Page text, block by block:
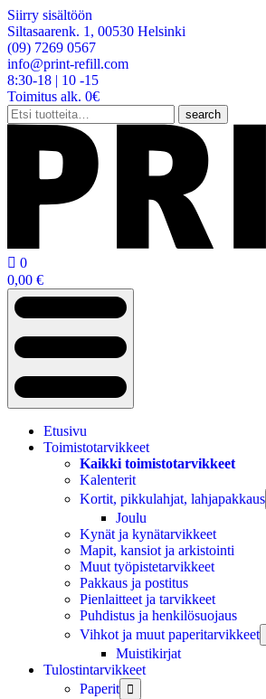
Siirry sisältöön
Siltasaarenk. 1, 00530 Helsinki
(09) 7269 0567
info@print-refill.com
8:30-18 | 10 -15
Toimitus alk. 0€
Etsi:
search
 0
0,00 €
Etusivu
Toimistotarvikkeet
Kaikki toimistotarvikkeet
Kalenterit
Kortit, pikkulahjat, lahjapakkaus
Joulu
Kynät ja kynätarvikkeet
Mapit, kansiot ja arkistointi
Muut työpistetarvikkeet
Pakkaus ja postitus
Pienlaitteet ja tarvikkeet
Puhdistus ja henkilösuojaus
Vihkot ja muut paperitarvikkeet
Muistikirjat
Tulostintarvikkeet
Paperit
